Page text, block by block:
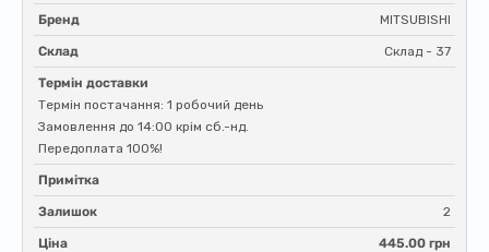
Бренд MITSUBISHI
Склад Склад - 37
Термін доставки
Термін постачання: 1 робочий день
Замовлення до 14:00 крім сб.-нд.
Передоплата 100%!
Примітка
Залишок 2
Ціна 445.00 грн